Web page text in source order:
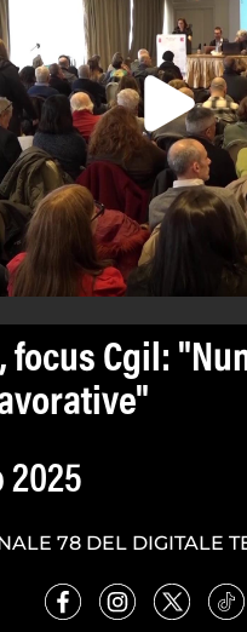
focus Cgil:
2025
78 DEL DIGITALE